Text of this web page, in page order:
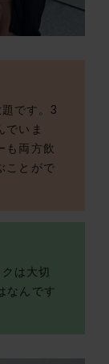
です。3
でいま
も両方飲
ことがで
は大切
なんです